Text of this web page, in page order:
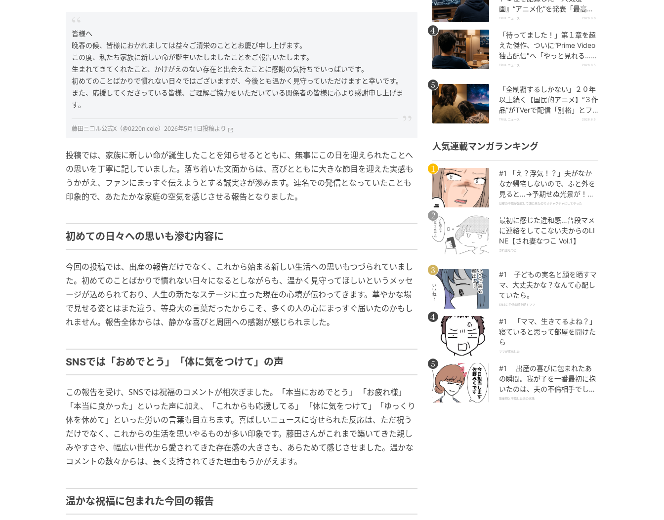
皆様へ
晩春の候、皆様におかれましては益々ご清栄のこととお慶び申し上げます。
この度、私たち家族に新しい命が誕生いたしましたことをご報告いたします。
生まれてきてくれたこと、かけがえのない存在と出会えたことに感謝の気持ちでいっぱいです。
初めてのことばかりで慣れない日々ではございますが、今後とも温かく見守っていただけますと幸いです。
また、応援してくださっている皆様、ご理解ご協力をいただいている関係者の皆様に心より感謝申し上げま
す。
藤田ニコル公式X（@0220nicole）2026年5月1日投稿より
投稿では、家族に新しい命が誕生したことを知らせるとともに、無事にこの日を迎えられたことへ
の思いを丁寧に記していました。落ち着いた文面からは、喜びとともに大きな節目を迎えた実感も
うかがえ、ファンにまっすぐ伝えようとする誠実さが滲みます。連名での発信となっていたことも
印象的で、あたたかな家庭の空気を感じさせる報告となりました。
初めての日々への思いも滲む内容に
今回の投稿では、出産の報告だけでなく、これから始まる新しい生活への思いもつづられていまし
た。初めてのことばかりで慣れない日々になるとしながらも、温かく見守ってほしいというメッセ
ージが込められており、人生の新たなステージに立った現在の心境が伝わってきます。華やかな場
で見せる姿とはまた違う、等身大の言葉だったからこそ、多くの人の心にまっすぐ届いたのかもし
れません。報告全体からは、静かな喜びと周囲への感謝が感じられました。
SNSでは「おめでとう」「体に気をつけて」の声
この報告を受け、SNSでは祝福のコメントが相次ぎました。「本当におめでとう」 「お疲れ様」
「本当に良かった」といった声に加え、「これからも応援してる」 「体に気をつけて」「ゆっくり
体を休めて」といった労いの言葉も目立ちます。喜ばしいニュースに寄せられた反応は、ただ祝う
だけでなく、これからの生活を思いやるものが多い印象です。藤田さんがこれまで築いてきた親し
みやすさや、幅広い世代から愛されてきた存在感の大きさも、あらためて感じさせました。温かな
コメントの数々からは、長く支持されてきた理由もうかがえます。
温かな祝福に包まれた今回の報告
画』“アニメ化”を発表「最高す
ぎる」SNS大歓喜
TRILL ニュース 2026.8.6
「待ってました！」第１章を超
えた傑作、ついに“Prime Video
独占配信"へ「やっと見れる…」
ファン大歓喜
TRILL ニュース 2026.8.5
「全制覇するしかない」２０年
以上続く【国民的アニメ】“３作
品”がTVerで配信「別格」とフ
ァン称賛
TRILL ニュース 2026.8.5
人気連載マンガランキング
#1 「え？浮気！？」夫がなか
なか帰宅しないので、ふと外を
見ると…→予期せぬ光景が！｜
旦那の不倫が発覚して頭に来た
旦那の不倫が発覚して頭に来たのでメチャクチャにしてやった
最初に感じた違和感…普段マメ
に連絡をしてこない夫からのLI
NE【され妻なつこ Vol.1】
され妻なつこ
#1 子どもの実名と顔を晒すマ
マ、大丈夫かな？なんて心配し
ていたら。
SNSに子供の顔を晒すママ
#1 「ママ、生きてるよね？」
寝ていると思って部屋を開けた
ら
ママが家出した
#1 出産の喜びに包まれたあ
の瞬間。我が子を一番最初に抱
いたのは、夫の不倫相手でし
た。
助産師と不倫した夫の末路